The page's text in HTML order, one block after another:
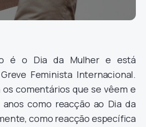
é o Dia da Mulher e está
Feminista Internacional.
comentários que se vêem e
como reacção ao Dia da
como reacção específica